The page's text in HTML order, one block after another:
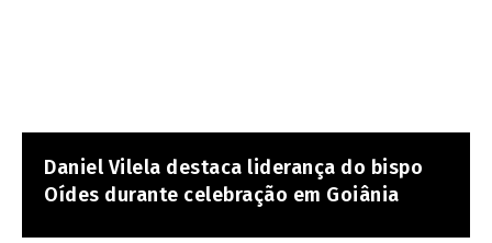
Daniel Vilela destaca liderança do bispo
Oídes durante celebração em Goiânia